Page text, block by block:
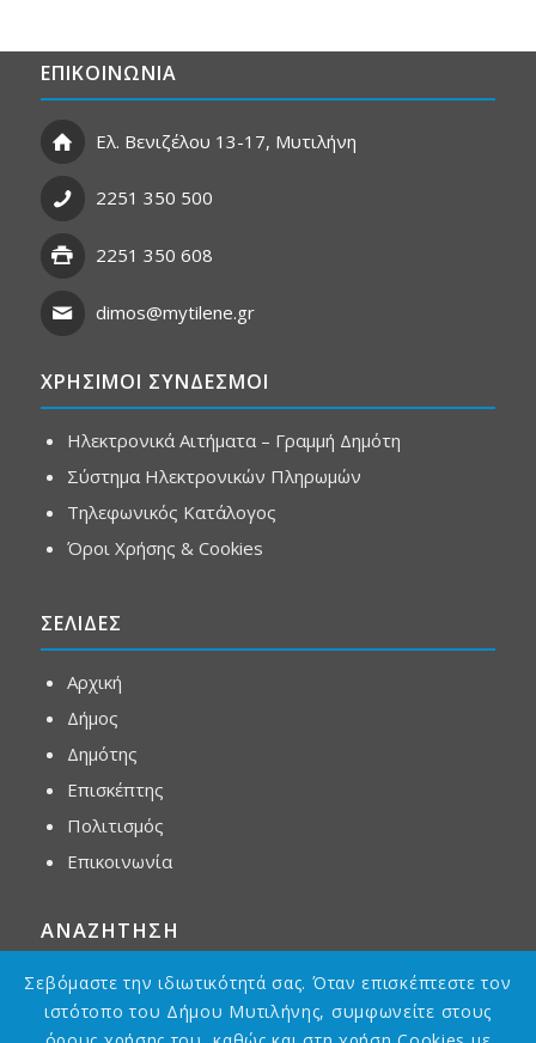
ΕΠΙΚΟΙΝΩΝΙΑ
Ελ. Βενιζέλου 13-17, Μυτιλήνη
2251 350 500
2251 350 608
dimos@mytilene.gr
ΧΡΗΣΙΜΟΙ ΣΥΝΔΕΣΜΟΙ
Ηλεκτρονικά Αιτήματα – Γραμμή Δημότη
Σύστημα Ηλεκτρονικών Πληρωμών
Τηλεφωνικός Κατάλογος
Όροι Χρήσης & Cookies
ΣΕΛΙΔΕΣ
Αρχική
Δήμος
Δημότης
Επισκέπτης
Πολιτισμός
Επικοινωνία
ΑΝΑΖΗΤΗΣΗ
Σεβόμαστε την ιδιωτικότητά σας. Όταν επισκέπτεστε τον
ιστότοπο του Δήμου Μυτιλήνης, συμφωνείτε στους